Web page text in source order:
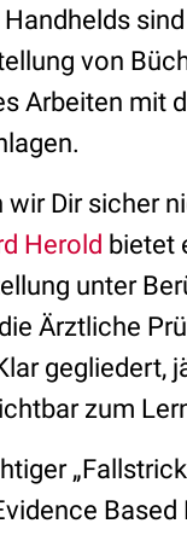
von
Arbeiten mit
Dir sicher
Herold bietet
unter
Ärztliche
gegliedert,
zum
Based